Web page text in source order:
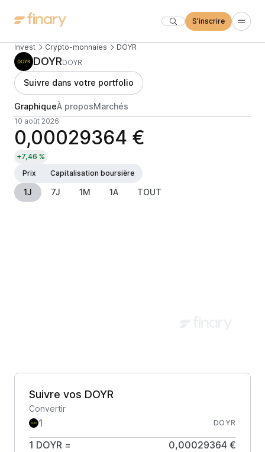
S'inscrire
Invest Crypto-monnaies DOYR
DOYRDOYR
Suivre dans votre portfolio
GraphiqueÀ proposMarchés
10 août 2026
0,00029364 €
+7,46 %
Prix
Capitalisation boursière
1J 7J 1M 1A TOUT
Suivre vos DOYR
Convertir
DOYR
1 DOYR = 0,00029364 €